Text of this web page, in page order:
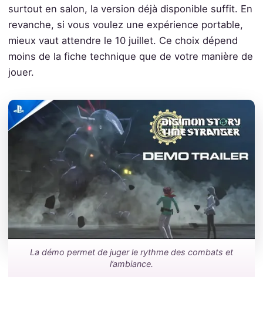
surtout en salon, la version déjà disponible suffit. En
revanche, si vous voulez une expérience portable,
mieux vaut attendre le 10 juillet. Ce choix dépend
moins de la fiche technique que de votre manière de
jouer.
La démo permet de juger le rythme des combats et
l’ambiance.